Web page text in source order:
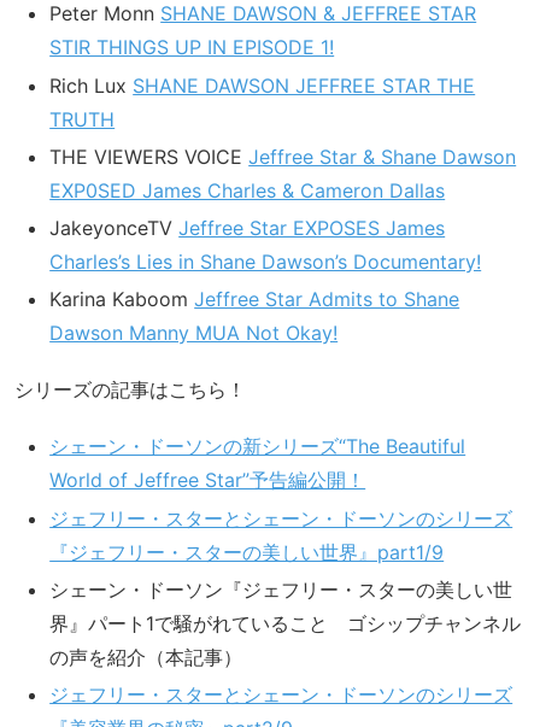
Peter Monn SHANE DAWSON & JEFFREE STAR
STIR THINGS UP IN EPISODE 1!
Rich Lux SHANE DAWSON JEFFREE STAR THE
TRUTH
THE VIEWERS VOICEJeffree Star & Shane Dawson
EXP0SED James Charles & Cameron Dallas
JakeyonceTVJeffree Star EXPOSES James
Charles’s Lies in Shane Dawson’s Documentary!
Karina KaboomJeffree Star Admits to Shane
Dawson Manny MUA Not Okay!
シリーズの記事はこちら！
シェーン・ドーソンの新シリーズ“The Beautiful
World of Jeffree Star”予告編公開！
ジェフリー・スターとシェーン・ドーソンのシリーズ
『ジェフリー・スターの美しい世界』part1/9
シェーン・ドーソン『ジェフリー・スターの美しい世
界』パート1で騒がれていること ゴシップチャンネル
の声を紹介（本記事）
ジェフリー・スターとシェーン・ドーソンのシリーズ